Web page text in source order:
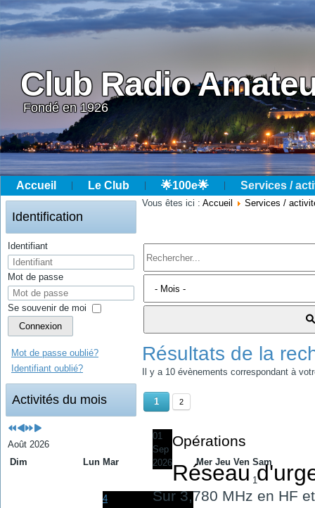
Club Radio
Fondé en 1926
Accueil Le Club 🌟100e🌟 Services /
Identification
Identifiant
Mot de passe
Se souvenir de moi
Connexion
Mot de passe oublié?
Identifiant oublié?
Activités du mois
Année
précédente
Mois
précédent
Année
suivante
Mois
suivant
Août 2026
Dim
Lun Mar Mer Jeu Ven Sam
1
4
Vous êtes ici : Accueil Services /
Résultats de la
Il y a 10 évènements correspondant à
1 2
01
Sep
2026
Opérations
Réseau
Sur 3,780 MHz en HF